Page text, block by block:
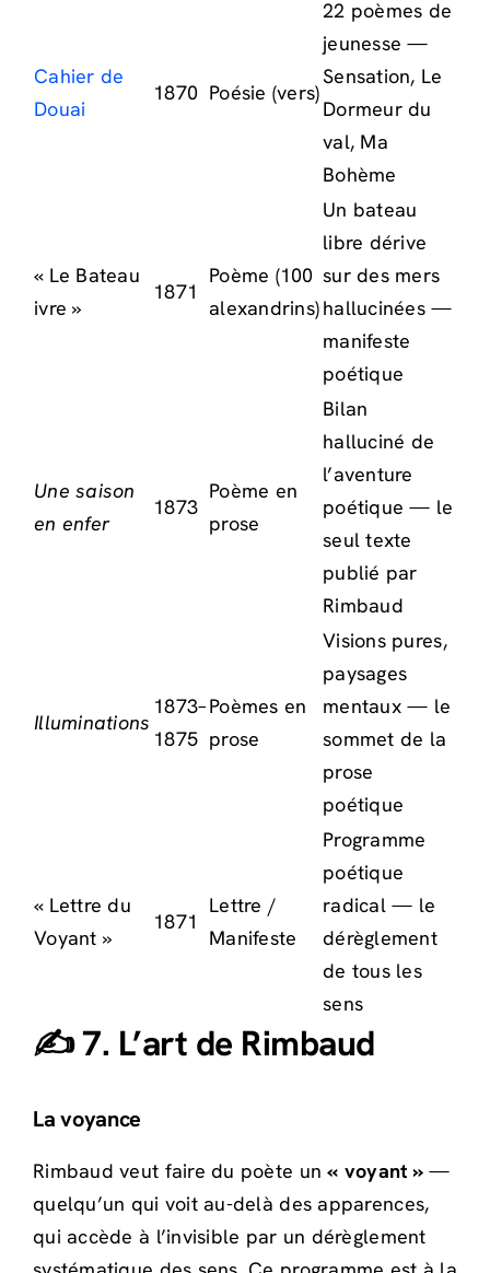
Cahier de
Douai
1870 Poésie (vers)
22 poèmes de
jeunesse —
Sensation, Le
Dormeur du
val, Ma
Bohème
« Le Bateau
ivre »
1871
Poème (100
alexandrins)
Un bateau
libre dérive
sur des mers
hallucinées —
manifeste
poétique
Une saison
en enfer
1873
Poème en
prose
Bilan
halluciné de
l’aventure
poétique — le
seul texte
publié par
Rimbaud
Illuminations
1873–
1875
Poèmes en
prose
Visions pures,
paysages
mentaux — le
sommet de la
prose
poétique
« Lettre du
Voyant »
1871
Lettre /
Manifeste
Programme
poétique
radical — le
dérèglement
de tous les
sens
✍️ 7. L’art de Rimbaud
La voyance
Rimbaud veut faire du poète un« voyant » —
quelqu’un qui voit au-delà des apparences,
qui accède à l’invisible par un dérèglement